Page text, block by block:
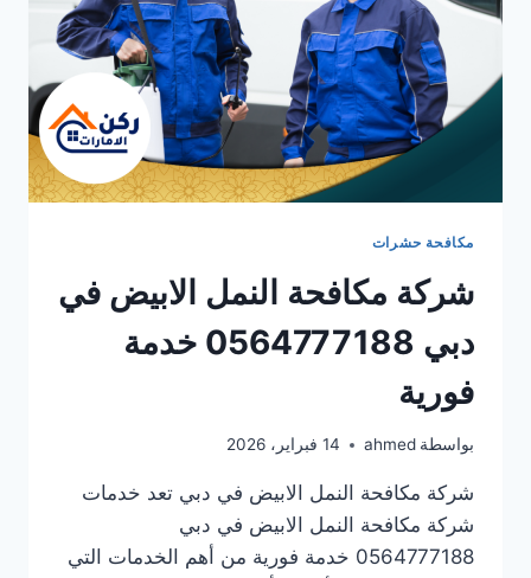
مكافحة حشرات
شركة مكافحة النمل الابيض في
دبي 0564777188 خدمة
فورية
بواسطة ahmed 14 فبراير، 2026
شركة مكافحة النمل الابيض في دبي تعد خدمات
شركة مكافحة النمل الابيض في دبي
0564777188 خدمة فورية من أهم الخدمات التي